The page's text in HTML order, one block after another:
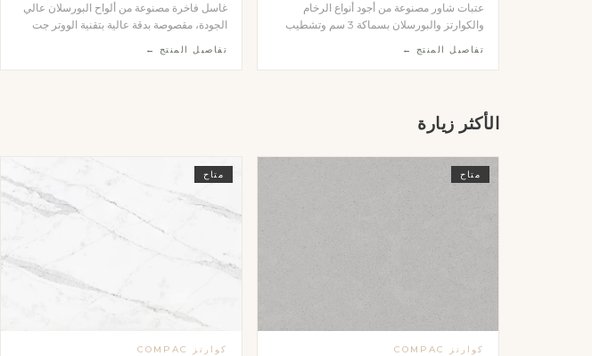
عتبات شاور مصنوعة من أجود أنواع الرخام
والكوارتز والبورسلان بسماكة 3 سم وتشطيب
تحتاجه بدقة عالية وفي وقت قياسي، وتتوفر
تفاصيل المنتج ←
غاسل فاخرة مصنوعة من ألواح البورسلان عالي
الجودة، مقصوصة بدقة عالية بتقنية الووتر جت
الأوجه. تتوفر بثلاثة ألوان: البيج الدافئ، الأبيض
تفاصيل المنتج ←
الأكثر زيارة
متاح
كوارتز COMPAC
متاح
كوارتز COMPAC